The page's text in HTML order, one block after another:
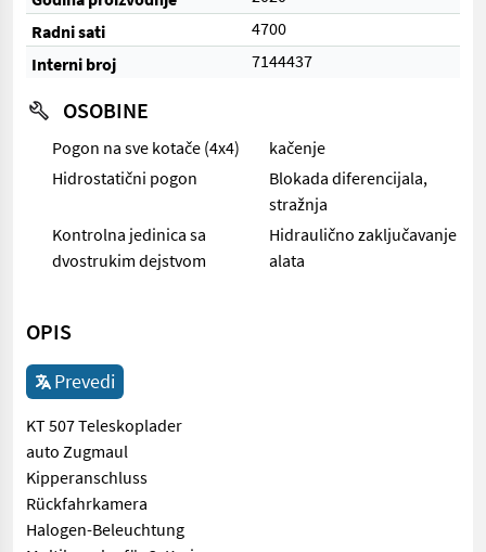
Radni sati
4700
Interni broj
7144437
OSOBINE
Pogon na sve kotače (4x4)
kačenje
Hidrostatični pogon
Blokada diferencijala,
stražnja
Kontrolna jedinica sa
dvostrukim dejstvom
Hidraulično zaključavanje
alata
OPIS
Prevedi
KT 507 Teleskoplader
auto Zugmaul
Kipperanschluss
Rückfahrkamera
Halogen-Beleuchtung